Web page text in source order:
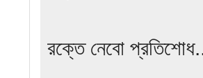
রক্তে নেবো